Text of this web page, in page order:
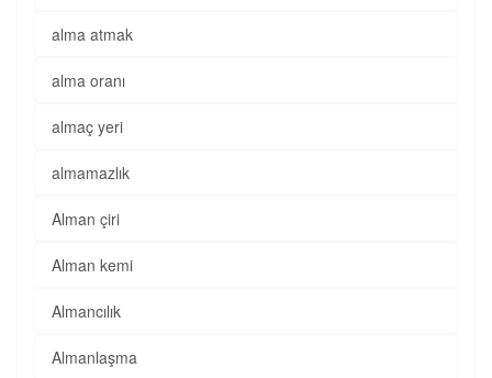
alma atmak
alma oranı
almaç yeri
almamazlık
Alman çiri
Alman kemi
Almancılık
Almanlaşma